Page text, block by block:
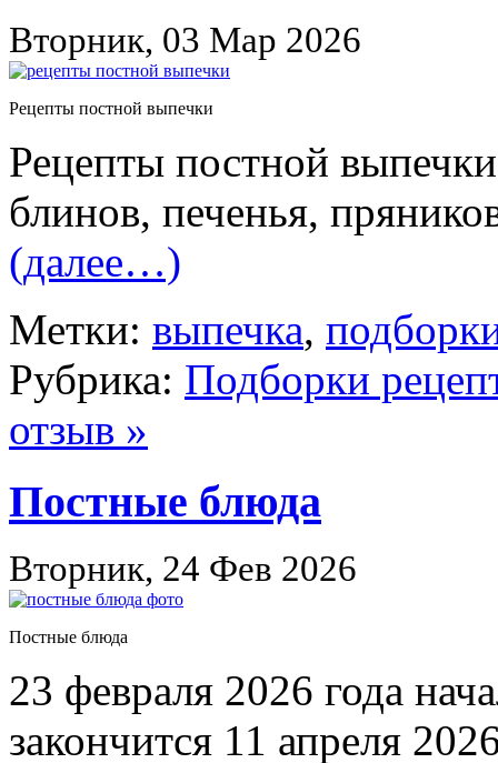
Вторник, 03 Мар 2026
Рецепты постной выпечки
Рецепты постной
блинов, печенья,
(далее…)
Метки: выпечка,
Рубрика: Подборки
отзыв »
Постные блюда
Вторник, 24 Фев 2026
Постные блюда
23 февраля 2026 года
закончится 11 апреля